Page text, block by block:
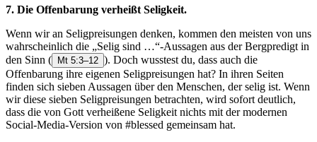
7. Die Offenbarung verheißt Seligkeit.
Wenn wir an Seligpreisungen denken, kommen den meisten von uns
wahrscheinlich die „Selig sind …“-Aussagen aus der Bergpredigt in
den Sinn ( Mt 5:3–12 ). Doch wusstest du, dass auch die
Offenbarung ihre eigenen Seligpreisungen hat? In ihren Seiten
finden sich sieben Aussagen über den Menschen, der selig ist. Wenn
wir diese sieben Seligpreisungen betrachten, wird sofort deutlich,
dass die von Gott verheißene Seligkeit nichts mit der modernen
Social-Media-Version von #blessed gemeinsam hat.